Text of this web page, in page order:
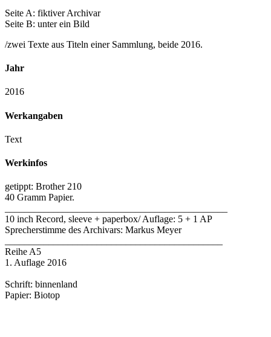
Seite A: fiktiver Archivar
Seite B: unter ein Bild
/zwei Texte aus Titeln einer Sammlung, beide 2016.
Jahr
2016
Werkangaben
Text
Werkinfos
getippt: Brother 210
40 Gramm Papier.
10 inch Record, sleeve + paperbox/ Auflage: 5 + 1 AP
Sprecherstimme des Archivars: Markus Meyer
Reihe A5
1. Auflage 2016
Schrift: binnenland
Papier: Biotop